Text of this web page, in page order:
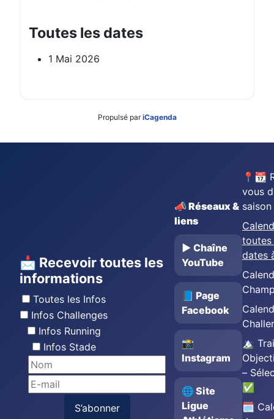
Toutes les dates
1 Mai 2026
Propulsé pariCagenda
📩 Recevoir toutes les
informations
Toutes les Infos
Infos Challenges
Infos Running
Infos Stade
S’abonner
📣 Réseaux &
liens
▶️ Chaîne
YouTube
📘 Page
Facebook
📸
Instagram
🌐 Site
Ligue
📍📆
vous
saison
toutes
dates
🏔️
–
✅
🗓️